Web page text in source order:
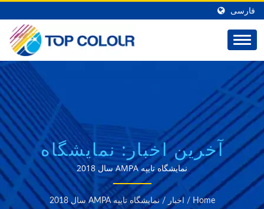
فارسی
آخرین اخبار: نمایشگاه
تایپه AMPA سال 2018 |
TOP COLOUR
نمایشگاه تایپه AMPA سال 2018
Home
/ اخبار / نمایشگاه تایپه AMPA سال 2018